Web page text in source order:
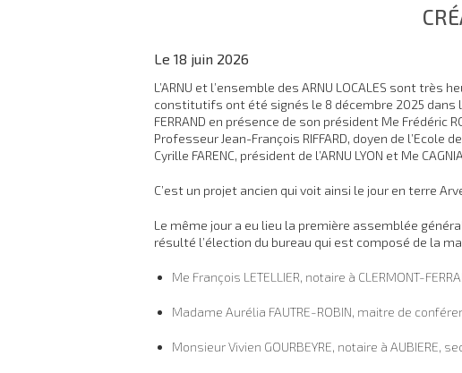
Le 18 juin 2026
L’ARNU et l’ensemble des ARNU LOCALES sont
constitutifs ont été signés le 8 décembre 2025 dans
FERRAND en présence de son président Me Frédéric
Professeur Jean-François RIFFARD, doyen de l’Ecole
Cyrille FARENC, président de l’ARNU LYON et Me
C’est un projet ancien qui voit ainsi le jour en terre
Le même jour a eu lieu la première assemblée
résulté l’élection du bureau qui est composé de la
Me François LETELLIER, notaire à CLERMONT-
Madame Aurélia FAUTRE-ROBIN, maitre de
Monsieur Vivien GOURBEYRE, notaire à AUBIERE,